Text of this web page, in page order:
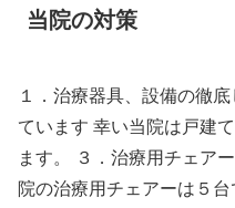
当院の対策
１．治療器具、設備の徹
ています 幸い当院は戸建
ます。 ３．治療用チェア
院の治療用チェアーは５